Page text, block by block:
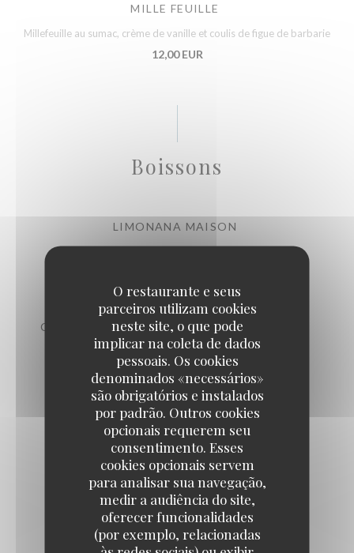
O restaurante e seus
parceiros utilizam cookies
neste site, o que pode
implicar na coleta de dados
pessoais. Os cookies
denominados «necessários»
são obrigatórios e instalados
por padrão. Outros cookies
opcionais requerem seu
consentimento. Esses
cookies opcionais servem
para analisar sua navegação,
medir a audiência do site,
oferecer funcionalidades
(por exemplo, relacionadas
MILLE FEUILLE
Millefeuille au sumac, crème de vanille et coulis de figue de barbarie
12,00 EUR
Boissons
LIMONANA MAISON
COCKTAIL ARAK-NANA OU BOUKHA-NANA
12,00 EUR
THÉ À LA MENTHE FRAÎCHE
COCA ZERO
5,00 EUR